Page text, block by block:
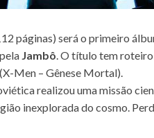
páginas) será o primeiro
Jambô . O título tem
Men – Gênese Mortal).
realizou uma missão
inexplorada do cosmo.